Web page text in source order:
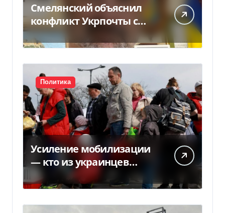
Смелянский объяснил
конфликт Укрпочты с
НБУ из-за платежек
Политика
Усиление мобилизации
— кто из украинцев
потеряет право на
временную защиту в ЕС